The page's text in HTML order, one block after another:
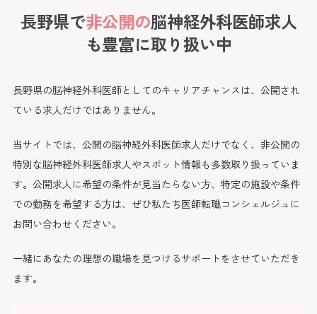
長野県で非公開の脳神経外科医師求人
も豊富に取り扱い中
長野県の脳神経外科医師としてのキャリアチャンスは、公開され
ている求人だけではありません。
当サイトでは、公開の脳神経外科医師求人だけでなく、非公開の
特別な脳神経外科医師求人やスポット情報も多数取り扱っていま
す。公開求人に希望の条件が見当たらない方、特定の施設や条件
での勤務を希望する方は、ぜひ私たち医師転職コンシェルジュに
お問い合わせください。
一緒にあなたの理想の職場を見つけるサポートをさせていただき
ます。